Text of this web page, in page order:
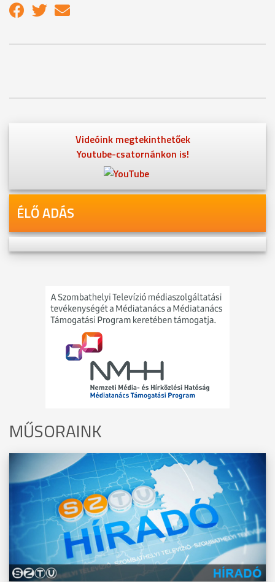
Videóink megtekinthetőek
Youtube-csatornánkon is!
ÉLŐ ADÁS
MŰSORAINK